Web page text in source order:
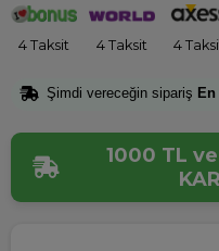
4 Taksit 4 Taksit 4
Şimdi vereceğin sipariş En
1000 TL